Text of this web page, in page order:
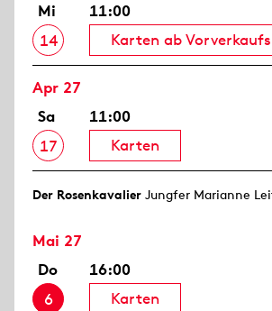
Mi
14
11:00
Karten ab
Apr 27
Sa
17
11:00
Karten
Der Rosen­kavalier Jungfer Marianne
Mai 27
Do
6
16:00
Karten